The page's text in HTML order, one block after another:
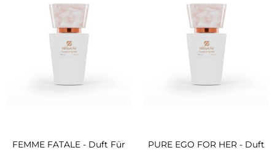
FEMME FATALE - Duft Für
PURE EGO FOR HER - Duft